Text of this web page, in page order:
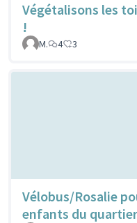
Végétalisons les
!
M.
4 3
Vélobus/Rosalie
enfants du